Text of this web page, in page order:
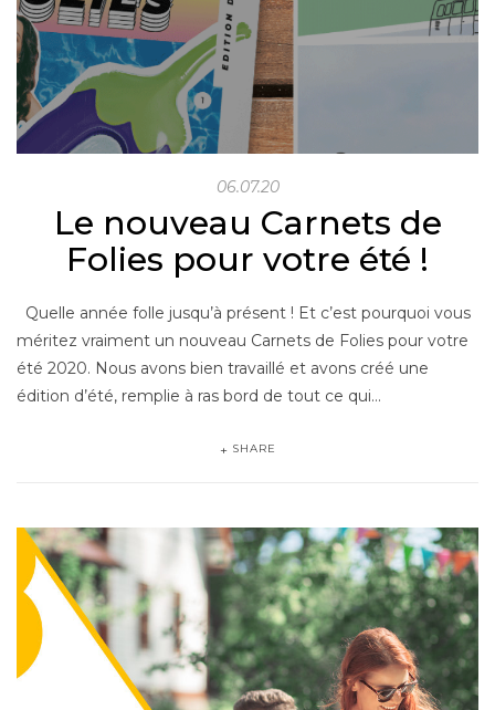
06.07.20
Le nouveau Carnets de
Folies pour votre été !
Quelle année folle jusqu’à présent ! Et c’est pourquoi vous
méritez vraiment un nouveau Carnets de Folies pour votre
été 2020. Nous avons bien travaillé et avons créé une
édition d’été, remplie à ras bord de tout ce qui…
SHARE